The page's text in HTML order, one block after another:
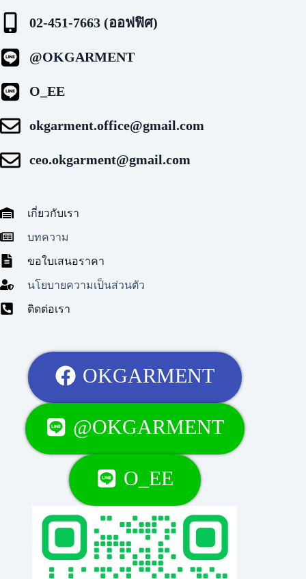
02-451-7663 (ออฟฟิศ)
@OKGARMENT
O_EE
okgarment.office@gmail.com
ceo.okgarment@gmail.com
เกี่ยวกับเรา
บทความ
ขอใบเสนอราคา
นโยบายความเป็นส่วนตัว
ติดต่อเรา
OKGARMENT
@OKGARMENT
O_EE